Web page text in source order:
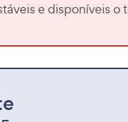
e disponíveis o